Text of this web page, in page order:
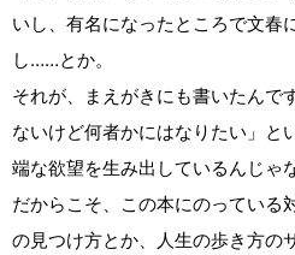
いし、有名になったところで文春
し……とか。
それが、まえがきにも書いたんで
ないけど何者かにはなりたい」と
端な欲望を生み出しているんじゃ
だからこそ、この本にのっている
の見つけ方とか、人生の歩き方の